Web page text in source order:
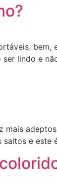
bem,
lindo e
e